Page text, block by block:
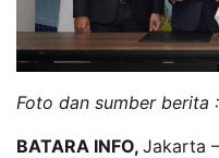
Foto dan sumber berita
BATARA INFO, Jakarta